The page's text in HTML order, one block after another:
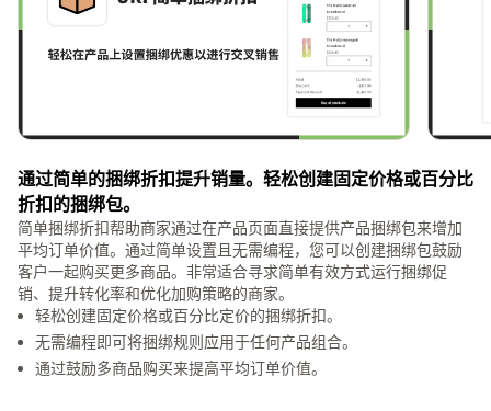
通过简单的捆绑折扣提升销量。轻松创建固定价格或百分比
折扣的捆绑包。
简单捆绑折扣帮助商家通过在产品页面直接提供产品捆绑包来增加
平均订单价值。通过简单设置且无需编程，您可以创建捆绑包鼓励
客户一起购买更多商品。非常适合寻求简单有效方式运行捆绑促
销、提升转化率和优化加购策略的商家。
轻松创建固定价格或百分比定价的捆绑折扣。
无需编程即可将捆绑规则应用于任何产品组合。
通过鼓励多商品购买来提高平均订单价值。